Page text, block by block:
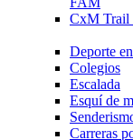
CxM
Deporte
Colegios
Escalada
Esquí de
Carreras